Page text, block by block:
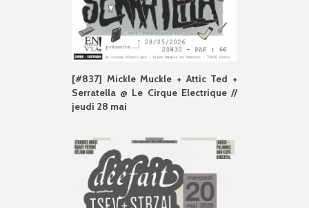
[#837] Mickle Muckle + Attic Ted +
Serratella @ Le Cirque Electrique //
jeudi 28 mai